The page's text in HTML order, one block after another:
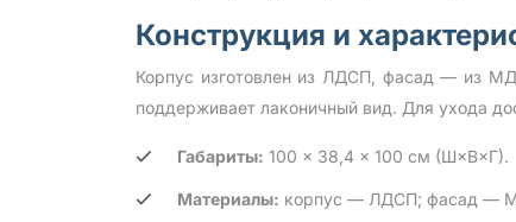
Конструкция и
Корпус изготовлен из ЛДСП, фасад — из
поддерживает лаконичный вид. Для ухода
Габариты: 100 × 38,4 × 100 см (Ш×В×Г).
Материалы: корпус — ЛДСП; фасад —